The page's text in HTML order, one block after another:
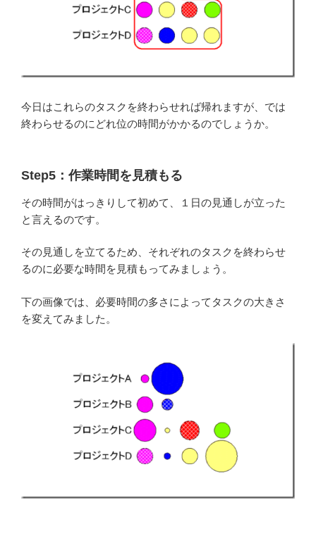
今日はこれらのタスクを終わらせれば帰れますが、では
終わらせるのにどれ位の時間がかかるのでしょうか。
Step5：作業時間を見積もる
その時間がはっきりして初めて、１日の見通しが立った
と言えるのです。
その見通しを立てるため、それぞれのタスクを終わらせ
るのに必要な時間を見積もってみましょう。
下の画像では、必要時間の多さによってタスクの大きさ
を変えてみました。